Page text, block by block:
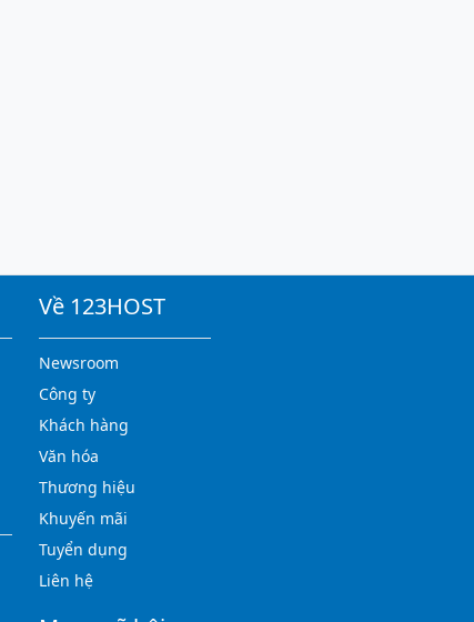
Về 123HOST
Newsroom
Công ty
Khách hàng
Văn hóa
Thương hiệu
Khuyến mãi
Tuyển dụng
Liên hệ